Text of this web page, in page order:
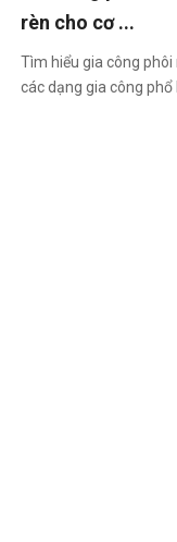
rèn cho cơ ...
Tìm hiểu gia công
các dạng gia công phổ